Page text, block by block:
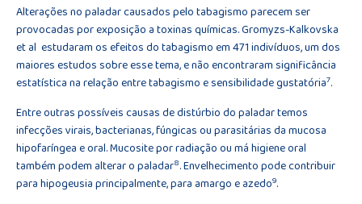
Alterações no paladar causados pelo tabagismo parecem ser
provocadas por exposição a toxinas químicas. Gromyzs-Kalkovska
et al estudaram os efeitos do tabagismo em 471 indivíduos, um dos
maiores estudos sobre esse tema, e não encontraram significância
estatística na relação entre tabagismo e sensibilidade gustatória7.
Entre outras possíveis causas de distúrbio do paladar temos
infecções virais, bacterianas, fúngicas ou parasitárias da mucosa
hipofaríngea e oral. Mucosite por radiação ou má higiene oral
também podem alterar o paladar8. Envelhecimento pode contribuir
para hipogeusia principalmente, para amargo e azedo9.